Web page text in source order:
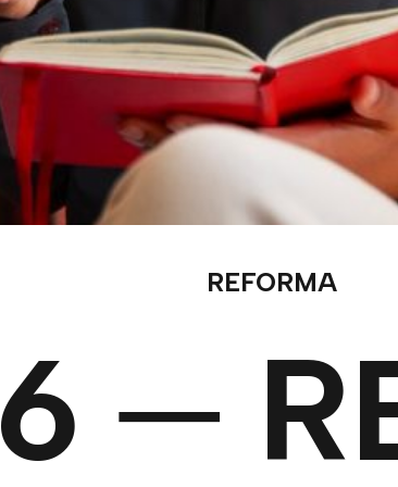
REFORMA
─